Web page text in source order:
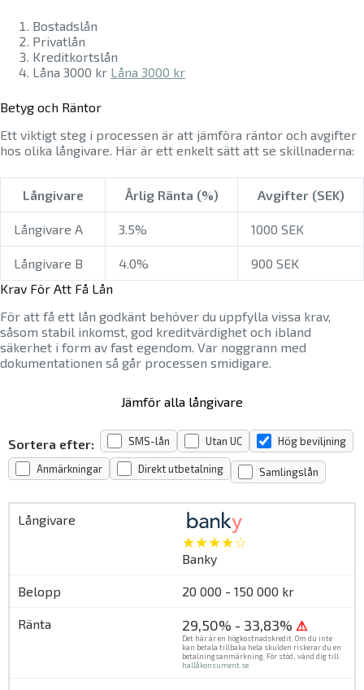
Bostadslån
Privatlån
Kreditkortslån
Låna 3000 kr Låna 3000 kr
Betyg och Räntor
Ett viktigt steg i processen är att jämföra räntor och avgifter
hos olika långivare. Här är ett enkelt sätt att se skillnaderna:
Långivare Årlig Ränta (%) Avgifter (SEK)
Långivare A 3.5% 1000 SEK
Långivare B 4.0%
900 SEK
Krav För Att Få Lån
För att få ett lån godkänt behöver du uppfylla vissa krav,
såsom stabil inkomst, god kreditvärdighet och ibland
säkerhet i form av fast egendom. Var noggrann med
dokumentationen så går processen smidigare.
Jämför alla långivare
Sortera efter: SMS-lån Utan UC Hög beviljning
Anmärkningar Direkt utbetalning Samlingslån
★★★★☆
Banky
20 000 - 150 000 kr
29,50% - 33,83% ⚠
Det här är en högkostnadskredit. Om du inte
kan betala tillbaka hela skulden riskerar du en
betalningsanmärkning. För stöd, vänd dig till
hallåkonsument.se.